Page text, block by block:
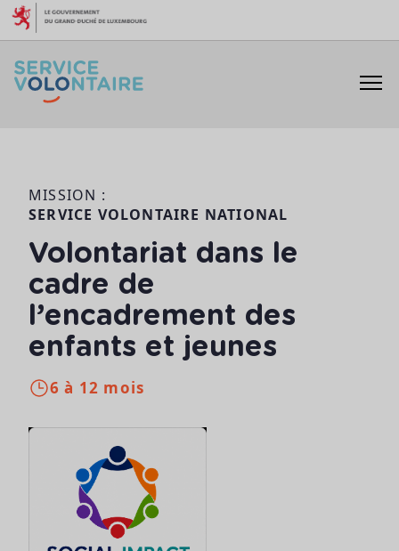
Aller au contenu
MISSION :
SERVICE VOLONTAIRE NATIONAL
Volontariat dans le
cadre de
l’encadrement des
enfants et jeunes
6 à 12 mois